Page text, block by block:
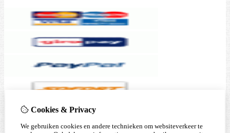
Cookies & Privacy
We gebruiken cookies en andere technieken om websiteverkeer te